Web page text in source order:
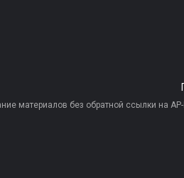
материалов без обратной ссылки на